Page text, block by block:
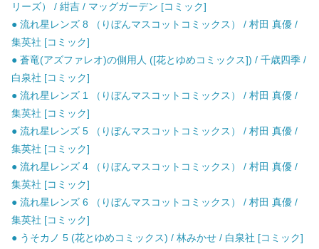
リーズ） / 紺吉 / マッグガーデン [コミック]
● 流れ星レンズ 8 （りぼんマスコットコミックス） / 村田 真優 /
集英社 [コミック]
● 蒼竜(アズファレオ)の側用人 ([花とゆめコミックス]) / 千歳四季 /
白泉社 [コミック]
● 流れ星レンズ 1 （りぼんマスコットコミックス） / 村田 真優 /
集英社 [コミック]
● 流れ星レンズ 5 （りぼんマスコットコミックス） / 村田 真優 /
集英社 [コミック]
● 流れ星レンズ 4 （りぼんマスコットコミックス） / 村田 真優 /
集英社 [コミック]
● 流れ星レンズ 6 （りぼんマスコットコミックス） / 村田 真優 /
集英社 [コミック]
● うそカノ 5 (花とゆめコミックス) / 林みかせ / 白泉社 [コミック]